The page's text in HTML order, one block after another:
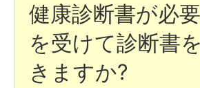
健康診断書が必
を受けて診断書
きますか?